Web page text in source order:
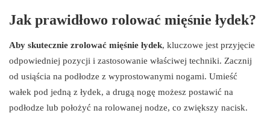
Jak prawidłowo rolować mięśnie łydek?
Aby skutecznie zrolować mięśnie łydek, kluczowe jest przyjęcie
odpowiedniej pozycji i zastosowanie właściwej techniki. Zacznij
od usiąścia na podłodze z wyprostowanymi nogami. Umieść
wałek pod jedną z łydek, a drugą nogę możesz postawić na
podłodze lub położyć na rolowanej nodze, co zwiększy nacisk.